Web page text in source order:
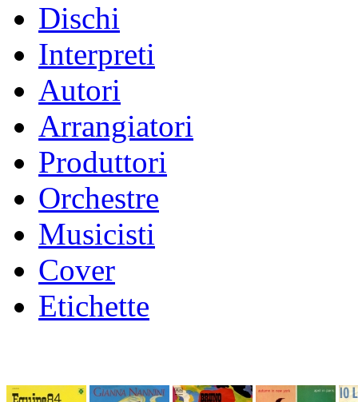
Dischi
Interpreti
Autori
Arrangiatori
Produttori
Orchestre
Musicisti
Cover
Etichette